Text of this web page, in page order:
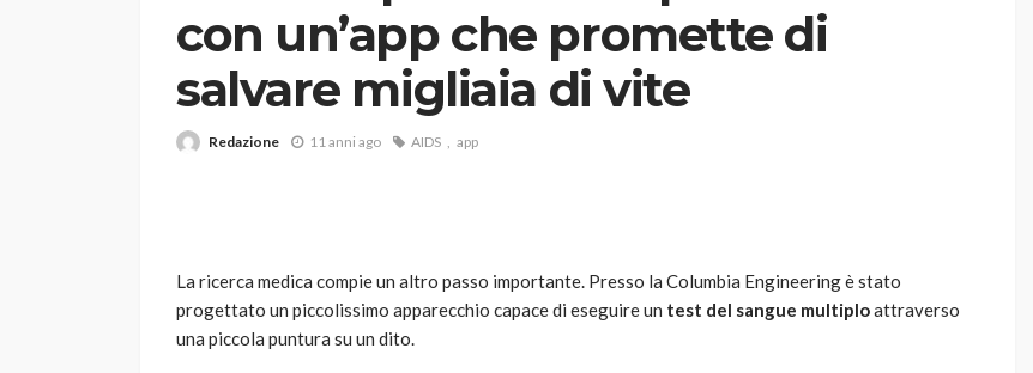
con un’app che promette di
salvare migliaia di vite
Redazione 11 anni ago AIDS app
La ricerca medica compie un altro passo importante. Presso la Columbia Engineering è stato
progettato un piccolissimo apparecchio capace di eseguire un test del sangue multiploattraverso
una piccola puntura su un dito.
VARIE
Davis: tennis mondiale e
passione per